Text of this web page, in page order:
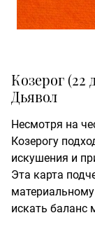
Козерог (22
Дьявол
Несмотря на
Козерогу
искушения и
Эта карта
искать